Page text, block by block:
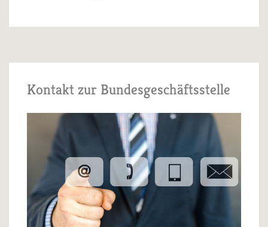
Kontakt zur Bundesgeschäftsstelle